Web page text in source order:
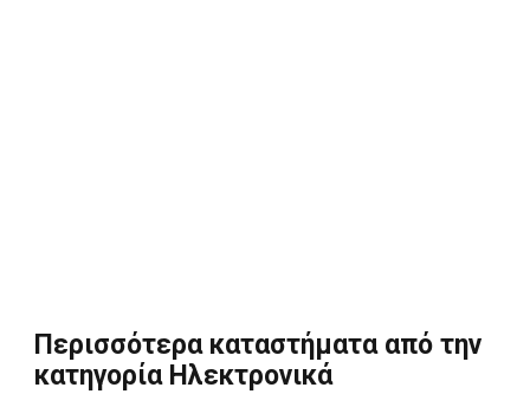
Περισσότερα καταστήματα από την
κατηγορία Hλεκτρονικά